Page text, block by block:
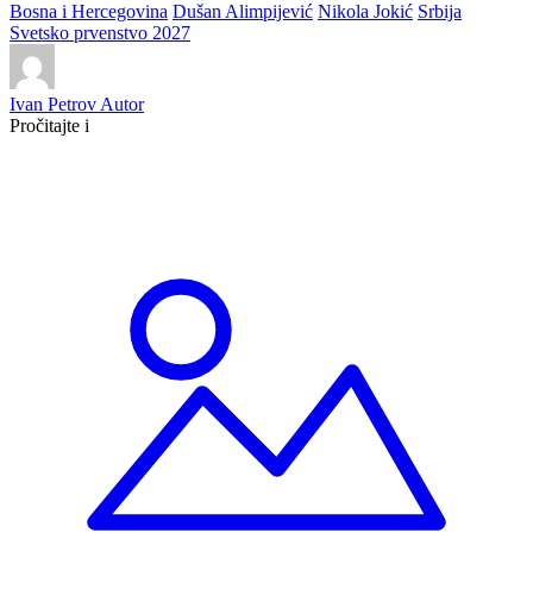
Bosna i Hercegovina Dušan Alimpijević Nikola Jokić Srbija
Svetsko prvenstvo 2027
Ivan Petrov Autor
Pročitajte i